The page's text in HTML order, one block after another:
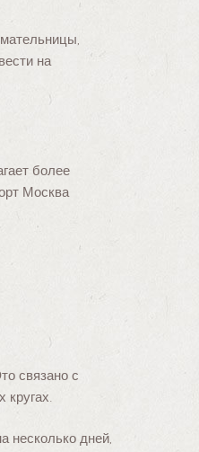
на
более
Москва
связано с
кругах.
несколько дней,